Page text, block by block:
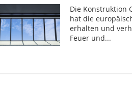
Die Konstruktion
hat die
erhalten und
Feuer und...